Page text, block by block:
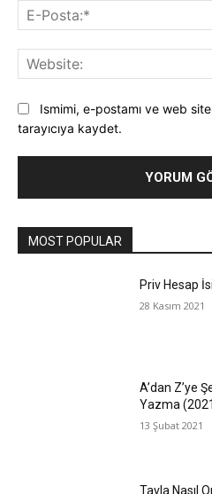
Ismimi, e-postamı ve web
tarayıcıya kaydet.
MOST POPULAR
Priv Hesap
28 Kasım 2021
A’dan Z’ye
Yazma
13 Şubat 2021
Tavla Nasıl